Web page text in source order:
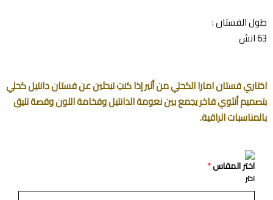
طول الفستان :
63 انش
اختاري فستان امارا الكحلي من أثير إذا كنتِ تبحثين عن فستان دانتيل كحلي
بتصميم أنثوي فاخر يجمع بين نعومة الدانتيل وفخامة اللون وقصة تليق
بالمناسبات الراقية.
اختر المقاس*
اختر